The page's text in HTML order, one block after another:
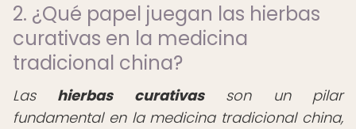
2. ¿Qué papel juegan las hierbas
curativas en la medicina
tradicional china?
Las hierbas curativasson un pilar
fundamental en la medicina tradicional china,